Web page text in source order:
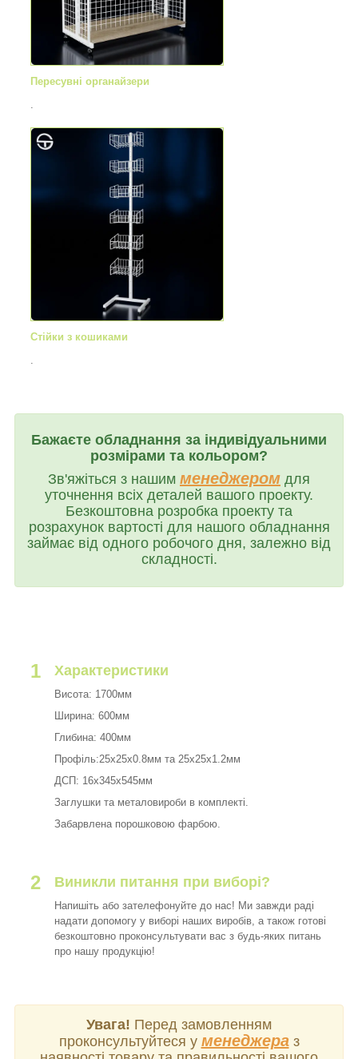
Пересувні органайзери
Стійки з кошиками
Бажаєте обладнання за індивідуальними
розмірами та кольором?
Зв'яжіться з нашим менеджером для
уточнення всіх деталей вашого проекту.
Безкоштовна розробка проекту та
розрахунок вартості для нашого обладнання
займає від одного робочого дня, залежно від
складності.
1 Характеристики
Висота: 1700мм
Ширина: 600мм
Глибина: 400мм
Профіль:25х25х0.8мм та 25х25х1.2мм
ДСП: 16х345х545мм
Заглушки та металовироби в комплекті.
Забарвлена порошковою фарбою.
2 Виникли питання при виборі?
Напишіть або зателефонуйте до нас! Ми завжди раді
надати допомогу у виборі наших виробів, а також готові
безкоштовно проконсультувати вас з будь-яких питань
про нашу продукцію!
Увага! Перед замовленням
проконсультуйтеся у менеджераз